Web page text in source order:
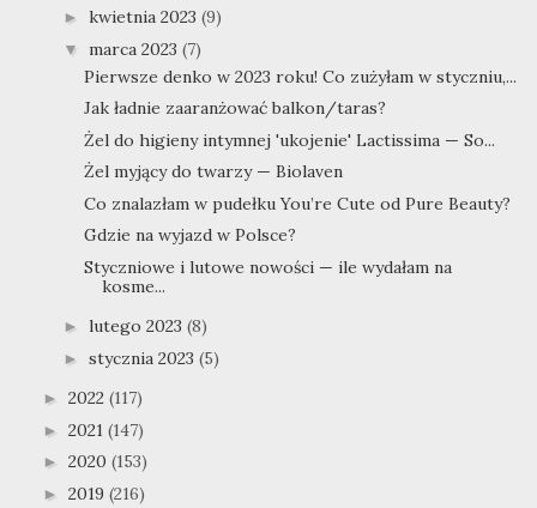
► kwietnia 2023 (9)
▼ marca 2023 (7)
Pierwsze denko w 2023 roku! Co zużyłam w styczniu,...
Jak ładnie zaaranżować balkon/taras?
Żel do higieny intymnej 'ukojenie' Lactissima — So...
Żel myjący do twarzy — Biolaven
Co znalazłam w pudełku You’re Cute od Pure Beauty?
Gdzie na wyjazd w Polsce?
Styczniowe i lutowe nowości — ile wydałam na
kosme...
► lutego 2023 (8)
► stycznia 2023 (5)
► 2022 (117)
► 2021 (147)
► 2020 (153)
► 2019 (216)